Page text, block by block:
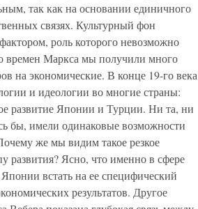
так как на основании единичного
связях. Культурный фон
роль которого невозможно
времен Маркса мы получили много
на экономические. В конце 19-го века
и идеологии во многие страны:
развитие Японии и Турции. Ни та, ни
бы, имели оди­наковые возможности
же мы видим такое резкое
развития? Ясно, что именно в сфере
встать на ее специфический
резуль­татов. Другое